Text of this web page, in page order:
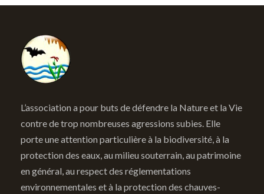
L’association a pour buts de défendre la Nature et la Vie
contre de trop nombreuses agressions subies. Elle
porte une attention particulière à la biodiversité, à la
protection des eaux, au milieu souterrain, au patrimoine
en général, au respect des réglementations
environnementales et à la protection des chauves-